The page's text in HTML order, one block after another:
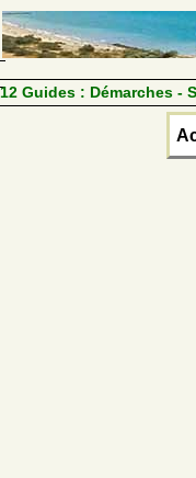
12 Guides : Démarches -